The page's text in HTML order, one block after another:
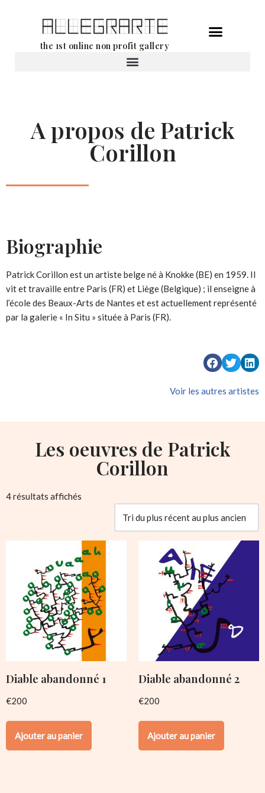
the 1st online non profit gallery
A propos de Patrick
Corillon
Biographie
Patrick Corillon est un artiste belge né à Knokke (BE) en 1959. Il
vit et travaille entre Paris (FR) et Liège (Belgique) ; il enseigne à
l’école des Beaux-Arts de Nantes et est actuellement représenté
par la galerie « In Situ » située à Paris (FR).
Voir les autres artistes
Les oeuvres de Patrick
Corillon
4 résultats affichés
Diable abandonné 1
€200
Ajouter au panier
Diable abandonné 2
€200
Ajouter au panier